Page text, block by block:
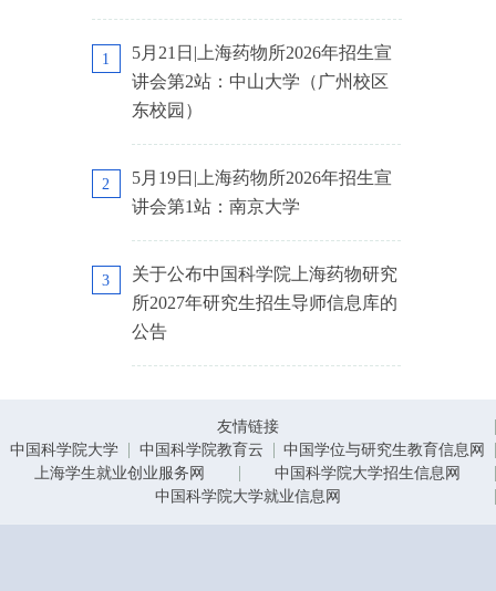
1
5月21日|上海药物所2026年招生宣
讲会第2站：中山大学（广州校区
东校园）
2
5月19日|上海药物所2026年招生宣
讲会第1站：南京大学
3
关于公布中国科学院上海药物研究
所2027年研究生招生导师信息库的
公告
友情链接
中国科学院大学
中国科学院教育云
中国学位与研究生教育信息网
上海学生就业创业服务网
中国科学院大学招生信息网
中国科学院大学就业信息网